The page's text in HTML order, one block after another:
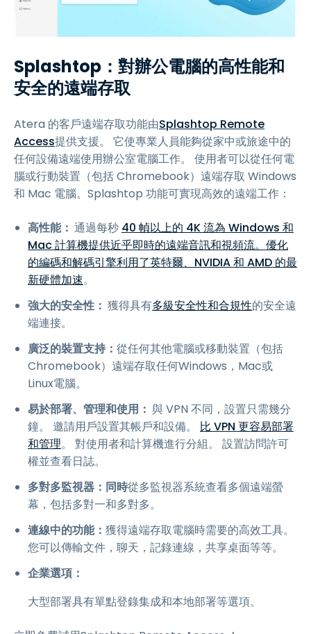
Splashtop：對辦公電腦的高性能和
安全的遠端存取
Atera 的客戶遠端存取功能由Splashtop Remote
Access提供支援。 它使專業人員能夠從家中或旅途中的
任何設備遠端使用辦公室電腦工作。 使用者可以從任何電
腦或行動裝置（包括 Chromebook）遠端存取 Windows
和 Mac 電腦。Splashtop 功能可實現高效的遠端工作：
高性能： 通過每秒 40 幀以上的 4K 流為 Windows 和
Mac 計算機提供近乎即時的遠端音訊和視頻流。優化
的編碼和解碼引擎利用了英特爾、NVIDIA 和 AMD 的最
新硬體加速。
強大的安全性： 獲得具有多級安全性和合規性的安全遠
端連接。
廣泛的裝置支持： 從任何其他電腦或移動裝置（包括
Chromebook）遠端存取任何Windows，Mac或
Linux電腦。
易於部署、管理和使用： 與 VPN 不同，設置只需幾分
鐘。 邀請用戶設置其帳戶和設備。 比 VPN 更容易部署
和管理。 對使用者和計算機進行分組。 設置訪問許可
權並查看日誌。
多對多監視器：同時從多監視器系統查看多個遠端螢
幕，包括多對一和多對多。
連線中的功能： 獲得遠端存取電腦時需要的高效工具。
您可以傳輸文件，聊天，記錄連線，共享桌面等等。
企業選項：
大型部署具有單點登錄集成和本地部署等選項。